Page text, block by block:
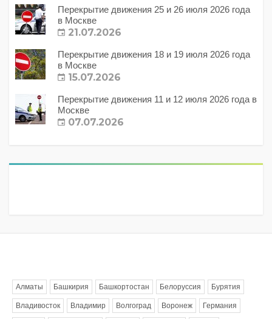
Перекрытие движения 25 и 26 июля 2026 года
в Москве
21.07.2026
Перекрытие движения 18 и 19 июля 2026 года
в Москве
15.07.2026
Перекрытие движения 11 и 12 июля 2026 года в
Москве
07.07.2026
Алматы Башкирия Башкортостан Белоруссия Бурятия
Владивосток Владимир Волгоград Воронеж Германия